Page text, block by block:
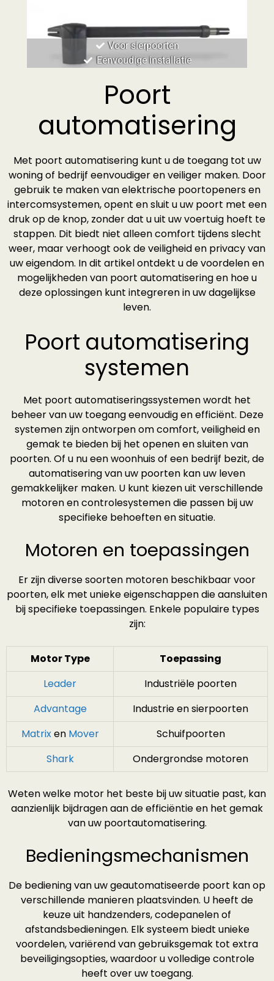
Voor sierpoorten
Eenvoudige installatie
Poort
automatisering
Met poort automatisering kunt u de toegang tot uw
woning of bedrijf eenvoudiger en veiliger maken. Door
gebruik te maken van elektrische poortopeners en
intercomsystemen, opent en sluit u uw poort met een
druk op de knop, zonder dat u uit uw voertuig hoeft te
stappen. Dit biedt niet alleen comfort tijdens slecht
weer, maar verhoogt ook de veiligheid en privacy van
uw eigendom. In dit artikel ontdekt u de voordelen en
mogelijkheden van poort automatisering en hoe u
deze oplossingen kunt integreren in uw dagelijkse
leven.
Poort automatisering
systemen
Met poort automatiseringssystemen wordt het
beheer van uw toegang eenvoudig en efficiënt. Deze
systemen zijn ontworpen om comfort, veiligheid en
gemak te bieden bij het openen en sluiten van
poorten. Of u nu een woonhuis of een bedrijf bezit, de
automatisering van uw poorten kan uw leven
gemakkelijker maken. U kunt kiezen uit verschillende
motoren en controlesystemen die passen bij uw
specifieke behoeften en situatie.
Motoren en toepassingen
Er zijn diverse soorten motoren beschikbaar voor
poorten, elk met unieke eigenschappen die aansluiten
bij specifieke toepassingen. Enkele populaire types
zijn:
Motor Type
Toepassing
Leader
Industriële poorten
Advantage
Industrie en sierpoorten
Matrixen Mover
Schuifpoorten
Shark
Ondergrondse motoren
Weten welke motor het beste bij uw situatie past, kan
aanzienlijk bijdragen aan de efficiëntie en het gemak
van uw poortautomatisering.
Bedieningsmechanismen
De bediening van uw geautomatiseerde poort kan op
verschillende manieren plaatsvinden. U heeft de
keuze uit handzenders, codepanelen of
afstandsbedieningen. Elk systeem biedt unieke
voordelen, variërend van gebruiksgemak tot extra
beveiligingsopties, waardoor u volledige controle
heeft over uw toegang.